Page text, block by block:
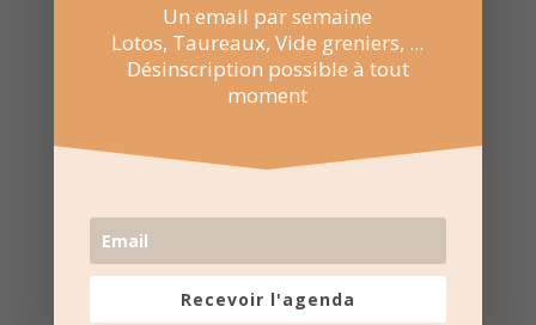
2 Nov 2025
15:00 au 18:00
Espace Jules Cazot Alès
Un email par semaine
Lotos, Taureaux, Vide greniers, ...
Désinscription possible à tout
moment
Recevoir l'agenda